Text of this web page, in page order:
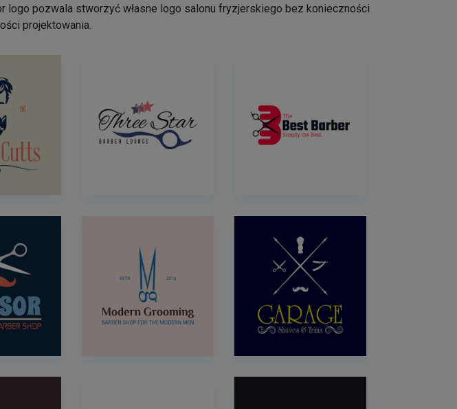
pozwala stworzyć własne logo salonu fryzjerskiego bez konieczności
projektowania.